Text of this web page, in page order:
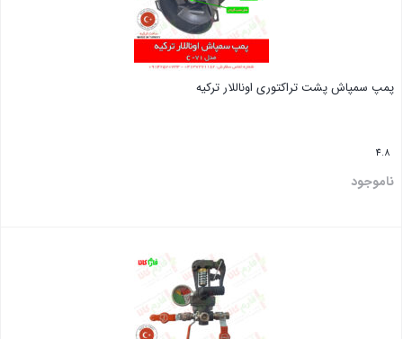
پمپ سمپاش پشت تراکتوری اوناللار ترکیه
4.8
ناموجود